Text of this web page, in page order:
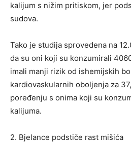
kalijum s nižim pritiskom, jer
sudova.
Tako je studija sprovedena na
da su oni koji su konzumirali
imali manji rizik od ishemijskih
kardiovaskularnih oboljenja za
poređenju s onima koji su
kalijuma.
2. Bjelance podstiče rast mišića